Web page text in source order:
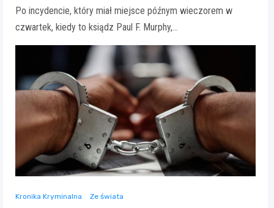
Po incydencie, który miał miejsce późnym wieczorem w
czwartek, kiedy to ksiądz Paul F. Murphy,…
Kronika Kryminalna Ze świata